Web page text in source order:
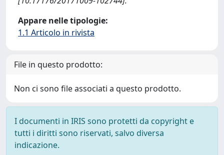
Appare nelle tipologie:
1.1 Articolo in rivista
File in questo prodotto:
Non ci sono file associati a questo prodotto.
I documenti in IRIS sono protetti da copyright e
tutti i diritti sono riservati, salvo diversa
indicazione.